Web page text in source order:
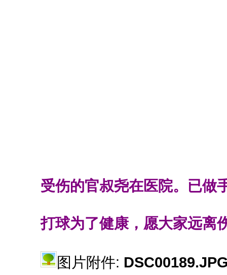
受伤的官叔尧在医院。已做
打球为了健康，愿大家远离
图片附件: